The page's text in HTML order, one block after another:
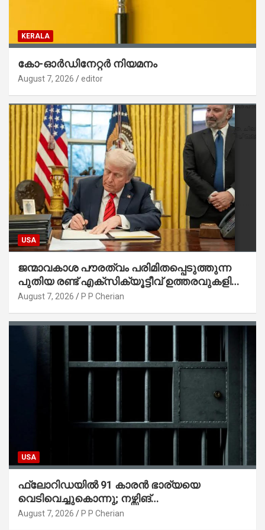
KERALA
കോ-ഓർഡിനേറ്റർ നിയമനം
August 7, 2026 editor
USA
ജന്മാവകാശ പൗരത്വം പരിമിതപ്പെടുത്തുന്ന
പുതിയ രണ്ട് എക്സിക്യൂട്ടീവ് ഉത്തരവുകളിൽ
ട്രംപ് ഒപ്പുവെച്ചു
August 7, 2026 P P Cherian
USA
ഫ്ലോറിഡയിൽ 91 കാരൻ ഭാര്യയെ
വെടിവെച്ചുകൊന്നു; നഴ്സിങ്
ഹോമിലാക്കില്ലെന്ന് നൽകിയ വാഗ്ദാനം
August 7, 2026 P P Cherian